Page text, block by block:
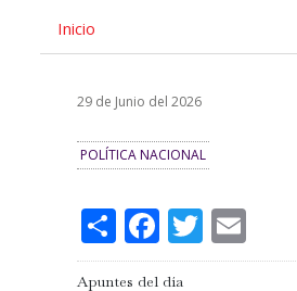
Inicio
29 de Junio del 2026
POLÍTICA NACIONAL
ShareFacebook
Twitter
Apuntes del día